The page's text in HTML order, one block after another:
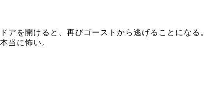
ドアを開けると、再びゴーストから逃げることになる。
本当に怖い。